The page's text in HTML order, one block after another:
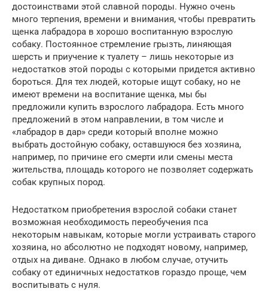
достоинствами этой славной породы. Нужно очень
много терпения, времени и внимания, чтобы превратить
щенка лабрадора в хорошо воспитанную взрослую
собаку. Постоянное стремление грызть, линяющая
шерсть и приучение к туалету – лишь некоторые из
недостатков этой породы с которыми придется активно
бороться. Для тех людей, которые ищут собаку, но не
имеют времени на воспитание щенка, мы бы
предложили купить взрослого лабрадора. Есть много
предложений в этом направлении, в том числе и
«лабрадор в дар» среди который вполне можно
выбрать достойную собаку, оставшуюся без хозяина,
например, по причине его смерти или смены места
жительства, площадь которого не позволяет содержать
собак крупных пород.
Недостатком приобретения взрослой собаки станет
возможная необходимость переобучения пса
некоторым навыкам, которые могли устраивать старого
хозяина, но абсолютно не подходят новому, например,
отдых на диване. Однако в любом случае, отучить
собаку от единичных недостатков гораздо проще, чем
воспитывать с нуля.